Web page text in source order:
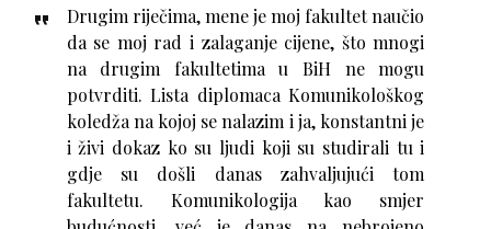
Drugim riječima, mene je moj fakultet naučio
da se moj rad i zalaganje cijene, što mnogi
na drugim fakultetima u BiH ne mogu
potvrditi. Lista diplomaca Komunikološkog
koledža na kojoj se nalazim i ja, konstantni je
i živi dokaz ko su ljudi koji su studirali tu i
gdje su došli danas zahvaljujući tom
fakultetu. Komunikologija kao smjer